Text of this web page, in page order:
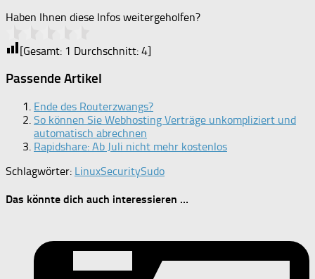
Haben Ihnen diese Infos weitergeholfen?
[Gesamt: 1 Durchschnitt: 4]
Passende Artikel
Ende des Routerzwangs?
So können Sie Webhosting Verträge unkompliziert und
automatisch abrechnen
Rapidshare: Ab Juli nicht mehr kostenlos
Schlagwörter: LinuxSecuritySudo
Das könnte dich auch interessieren …